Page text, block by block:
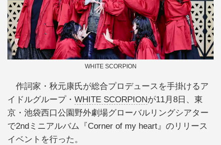
WHITE SCORPION
作詞家・秋元康氏が総合プロデュースを手掛けるア
イドルグループ・ WHITE SCORPIONが11月8日、東
京・池袋西口公園野外劇場グローバルリングシアター
で2ndミニアルバム『Corner of my heart』のリリース
イベントを行った。